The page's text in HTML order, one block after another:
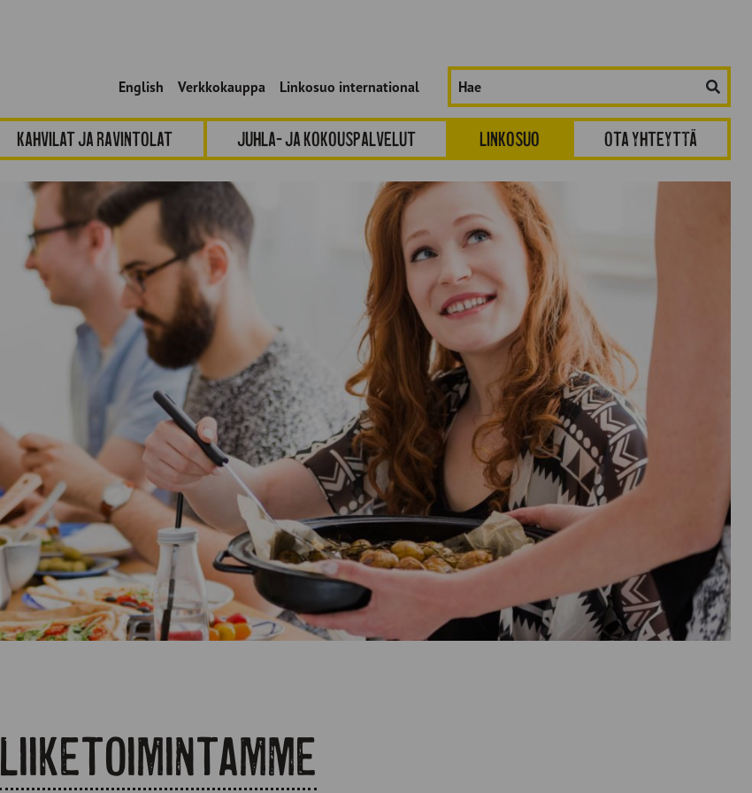
English Verkkokauppa Linkosuo international
Hae
sivustolta:
Kahvilat ja ravintolat Juhla- ja kokouspalvelut Linkosuo Ota yhteyttä
Liiketoimintamme